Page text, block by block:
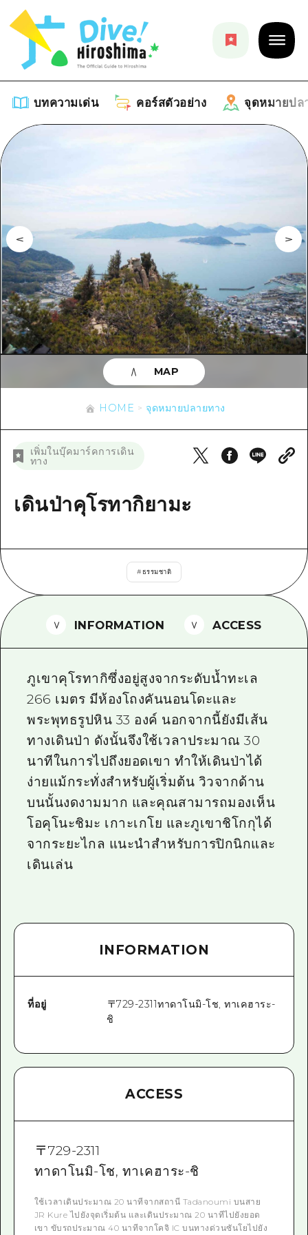
บทความเด่น คอร์สตัวอย่าง จุดหมายปล
คำแนะนำ
ศิลปะ
งานอีเว้นท์ / เทศกาล
อาหารรสเลิศ / สุรา
การปั่นจักรยาน
ช้อปปิ้ง
กีฬา
สถานบันเทิงยามค่ำคืน
มาตรฐาน
การรักษา
ธรรมชาติ
คอร์สตัวอย่าง
รายการ
คู่มือ Dive! Hiroshima
ฮิโรชิม่า โมชิ โมชิ ทราเวล
บริเวณรอบเมืองฮิโรชิม่า
อากิ
บิงโก
บริเวณรอบๆ มิยาจิมะ
จุดหมายปลายทาง
รายการ
บริเวณรอบเมืองฮิโรชิม่า
อากิ
บิงโก
บิโฮคุ
เกโฮคุ
จังหวัดเอฮิเมะ
อีเว้นท์
ข้อมูลตามฤดูกาล
ข้อมูลที่เป็นประโยชน์
รายการ
เข้าถึงเข้าถึง
สรุปการจราจรรอง
ตั๋วเที่ยวคุ้มค่าตั๋วเที่ยวคุ้มค่า
ฮิโรชิม่า ฟรี Wi-Fi
วิดีโอฮิโรชิม่า
คำถามที่พบบ่อย
ดาวน์โหลดรูปภาพ
ข้อมูลการขนส่งระหว่างเกิดภัยพิบัติ
ข่าว
HOME จุดหมายปลายทาง
เพิ่มในบุ๊คมาร์คการเดิน
ทาง
เดินป่าคุโรทากิยามะ
#ธรรมชาติ
MAP
INFORMATION ACCESS
ภูเขาคุโรทากิซึ่งอยู่สูงจากระดับน้ำทะเล
266 เมตร มีห้องโถงคันนอนโดะและ
พระพุทธรูปหิน 33 องค์ นอกจากนี้ยังมีเส้น
ทางเดินป่า ดังนั้นจึงใช้เวลาประมาณ 30
นาทีในการไปถึงยอดเขา ทำให้เดินป่าได้
ง่ายแม้กระทั่งสำหรับผู้เริ่มต้น วิวจากด้าน
บนนั้นงดงามมาก และคุณสามารถมองเห็น
โอคุโนะชิมะ เกาะเกโย และภูเขาชิโกกุได้
จากระยะไกล แนะนำสำหรับการปิกนิกและ
เดินเล่น
INFORMATION
ที่อยู่ 〒729-2311ทาดาโนมิ-โช, ทาเคฮาระ-
ชิ
ACCESS
〒729-2311
ทาดาโนมิ-โช, ทาเคฮาระ-ชิ
ใช้เวลาเดินประมาณ 20 นาทีจากสถานี Tadanoumi บนสาย
JR Kure ไปยังจุดเริ่มต้น และเดินประมาณ 20 นาทีไปยังยอด
เขา ขับรถประมาณ 40 นาทีจากโคจิ IC บนทางด่วนซันโยไปยัง